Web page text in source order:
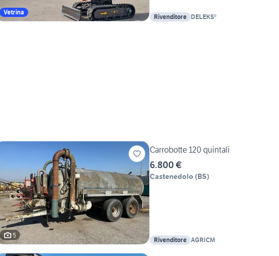
Vetrina
Rivenditore DELEKS®
5
Carrobotte 120 quintali
6.800 €
Castenedolo (BS)
Rivenditore AGRICM